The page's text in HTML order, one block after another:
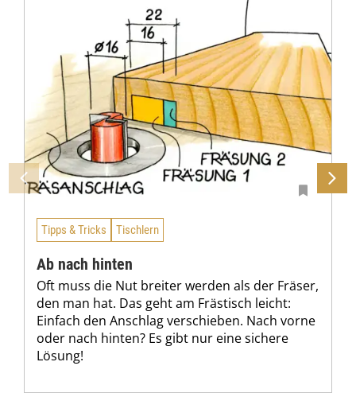
Tipps & Tricks Tischlern
Ab nach hinten
Oft muss die Nut breiter werden als der Fräser,
den man hat. Das geht am Frästisch leicht:
Einfach den Anschlag verschieben. Nach vorne
oder nach hinten? Es gibt nur eine sichere
Lösung!